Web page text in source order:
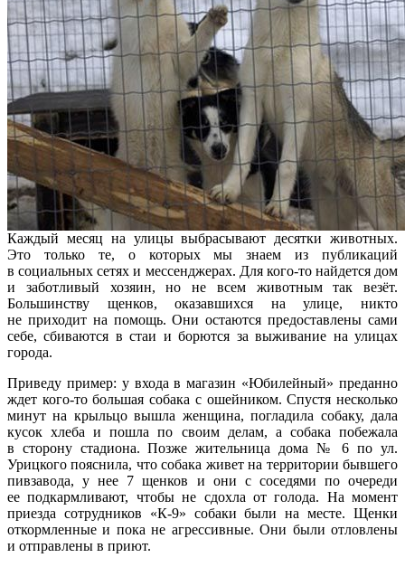
Каждый месяц на улицы выбрасывают десятки животных.
Это только те, о которых мы знаем из публикаций
в социальных сетях и мессенджерах. Для кого-то найдется дом
и заботливый хозяин, но не всем животным так везёт.
Большинству щенков, оказавшихся на улице, никто
не приходит на помощь. Они остаются предоставлены сами
себе, сбиваются в стаи и борются за выживание на улицах
города.
Приведу пример: у входа в магазин «Юбилейный» преданно
ждет кого-то большая собака с ошейником. Спустя несколько
минут на крыльцо вышла женщина, погладила собаку, дала
кусок хлеба и пошла по своим делам, а собака побежала
в сторону стадиона. Позже жительница дома № 6 по ул.
Урицкого пояснила, что собака живет на территории бывшего
пивзавода, у нее 7 щенков и они с соседями по очереди
ее подкармливают, чтобы не сдохла от голода. На момент
приезда сотрудников «К-9» собаки были на месте. Щенки
откормленные и пока не агрессивные. Они были отловлены
и отправлены в приют.